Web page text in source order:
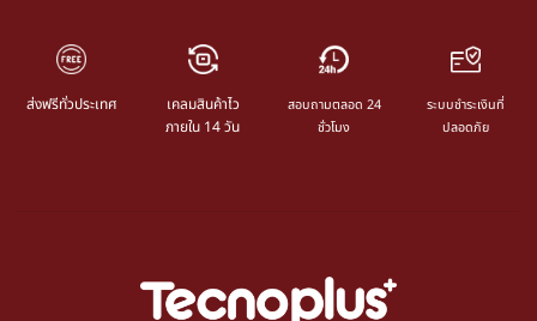
ส่งฟรีทั่วประเทศ
เคลมสินค้าไว
ภายใน 14 วัน
สอบถามตลอด 24
ชั่วโมง
ระบบชำระเงินที่
ปลอดภัย